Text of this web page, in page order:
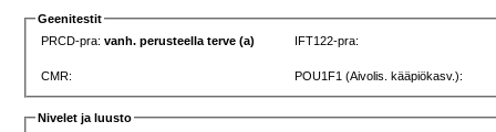
Geenitestit
PRCD-pra:vanh. perusteella terve (a) IFT122-pra:
CMR: POU1F1 (Aivolis. kääpiökasv.):
Nivelet ja luusto